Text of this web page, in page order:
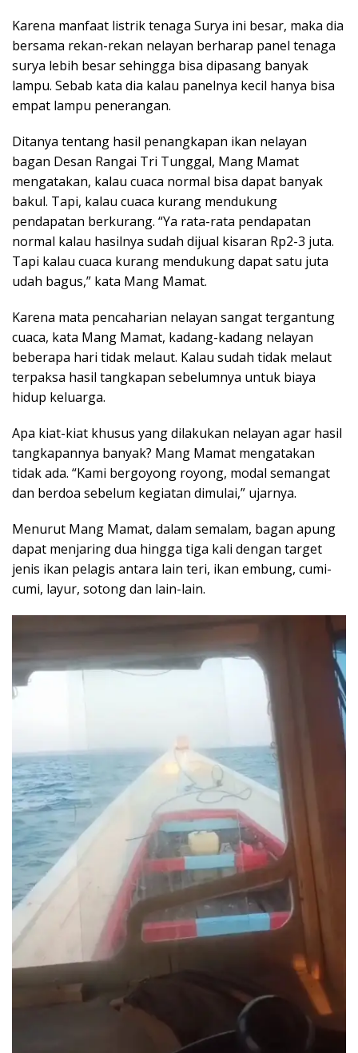
Karena manfaat listrik tenaga Surya ini besar, maka dia
bersama rekan-rekan nelayan berharap panel tenaga
surya lebih besar sehingga bisa dipasang banyak
lampu. Sebab kata dia kalau panelnya kecil hanya bisa
empat lampu penerangan.
Ditanya tentang hasil penangkapan ikan nelayan
bagan Desan Rangai Tri Tunggal, Mang Mamat
mengatakan, kalau cuaca normal bisa dapat banyak
bakul. Tapi, kalau cuaca kurang mendukung
pendapatan berkurang. “Ya rata-rata pendapatan
normal kalau hasilnya sudah dijual kisaran Rp2-3 juta.
Tapi kalau cuaca kurang mendukung dapat satu juta
udah bagus,” kata Mang Mamat.
Karena mata pencaharian nelayan sangat tergantung
cuaca, kata Mang Mamat, kadang-kadang nelayan
beberapa hari tidak melaut. Kalau sudah tidak melaut
terpaksa hasil tangkapan sebelumnya untuk biaya
hidup keluarga.
Apa kiat-kiat khusus yang dilakukan nelayan agar hasil
tangkapannya banyak? Mang Mamat mengatakan
tidak ada. “Kami bergoyong royong, modal semangat
dan berdoa sebelum kegiatan dimulai,” ujarnya.
Menurut Mang Mamat, dalam semalam, bagan apung
dapat menjaring dua hingga tiga kali dengan target
jenis ikan pelagis antara lain teri, ikan embung, cumi-
cumi, layur, sotong dan lain-lain.